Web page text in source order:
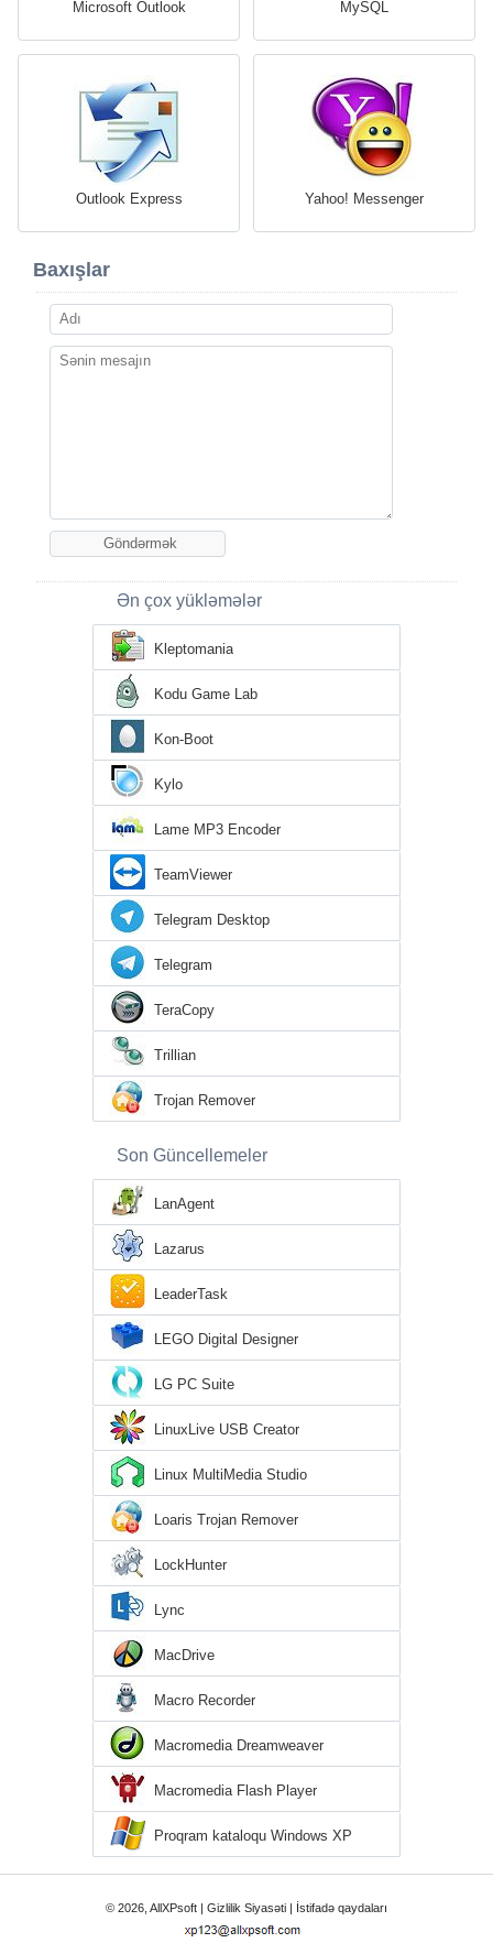
Microsoft Outlook MySQL
Outlook Express Yahoo! Messenger
Baxışlar
Ən çox yükləmələr
Kleptomania
Kodu Game Lab
Kon-Boot
Kylo
Lame MP3 Encoder
TeamViewer
Telegram Desktop
Telegram
TeraCopy
Trillian
Trojan Remover
Son Güncellemeler
LanAgent
Lazarus
LeaderTask
LEGO Digital Designer
LG PC Suite
LinuxLive USB Creator
Linux MultiMedia Studio
Loaris Trojan Remover
LockHunter
Lync
MacDrive
Macro Recorder
Macromedia Dreamweaver
Macromedia Flash Player
Proqram kataloqu Windows XP
© 2026, AllXPsoft | Gizlilik Siyasəti | İstifadə qaydaları